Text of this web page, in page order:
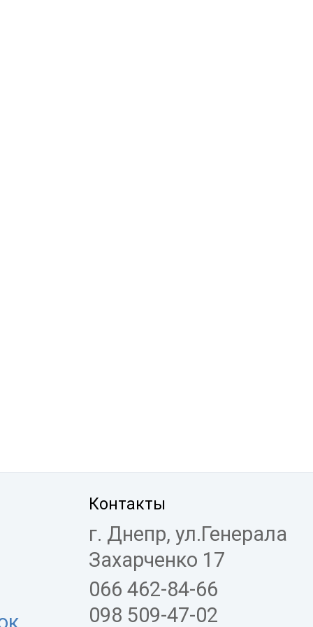
Контакты
г. Днепр, ул.Генерала
Захарченко 17
066 462-84-66
098 509-47-02